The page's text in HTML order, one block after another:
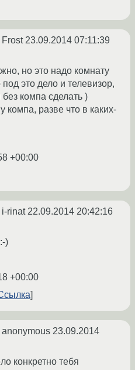
Frost 23.09.2014 07:11:39
но это надо комнату
это дело и телевизор,
компа сделать )
компа, разве что в каких-
+00:00
i-rinat 22.09.2014 20:42:16
)
+00:00
anonymous 23.09.2014
конкретно тебя